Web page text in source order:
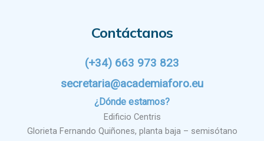
Contáctanos
(+34) 663 973 823
secretaria@academiaforo.eu
¿Dónde estamos?
Edificio Centris
Glorieta Fernando Quiñones, planta baja – semisótano